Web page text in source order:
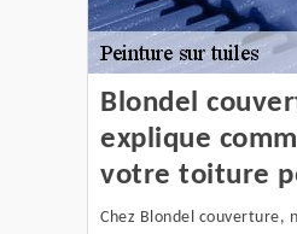
Blondel
explique
votre toiture
Chez Blondel couverture,